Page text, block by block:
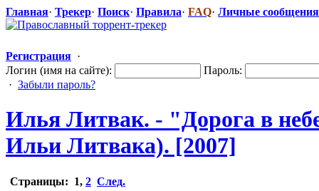
Главная· Трекер· Поиск· Правила· FAQ· Личные сообщения
Регистрация ·
Логин (имя на сайте):
Пароль:
· Забыли пароль?
Илья Литвак. - "Дорога в
Ильи Литвака). [2007]
Страницы: 1, 2 След.